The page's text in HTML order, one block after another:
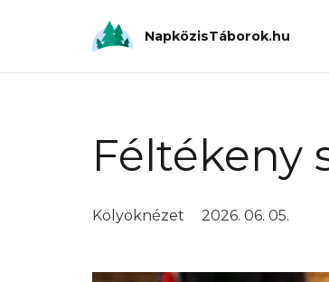
NapközisTáborok.hu
Féltékeny
Kölyöknézet 2026. 06. 05.